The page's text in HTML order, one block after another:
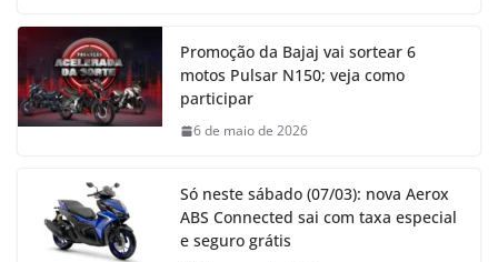
Promoção da Bajaj vai sortear 6
motos Pulsar N150; veja como
participar
6 de maio de 2026
Só neste sábado (07/03): nova Aerox
ABS Connected sai com taxa especial
e seguro grátis